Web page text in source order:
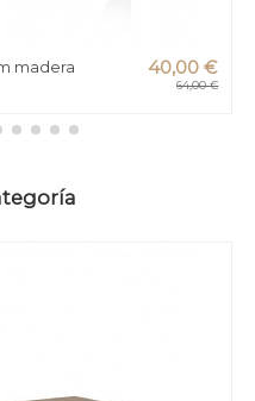
madera
40,00 €
64,00 €